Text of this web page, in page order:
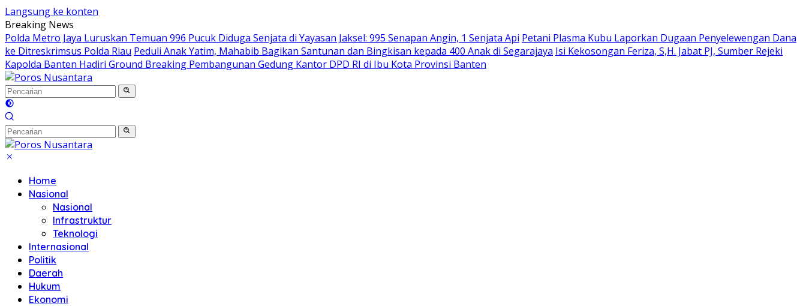
Langsung ke konten
Breaking News
Polda Metro Jaya Luruskan Temuan 996 Pucuk Diduga Senjata di Yayasan Jaksel: 995 Senapan Angin, 1 Senjata Api Petani Plasma Kubu Laporkan Dugaan Penyelewengan Dana
ke Ditreskrimsus Polda Riau Peduli Anak Yatim, Mahabib Bagikan Santunan dan Bingkisan kepada 400 Anak di Segarajaya Isi Kekosongan Feriza, S,H. Jabat PJ, Sumber Rejeki
Kapolda Banten Hadiri Ground Breaking Pembangunan Gedung Kantor DPD RI di Ibu Kota Provinsi Banten
Home
Nasional
Nasional
Infrastruktur
Teknologi
Internasional
Politik
Daerah
Hukum
Ekonomi